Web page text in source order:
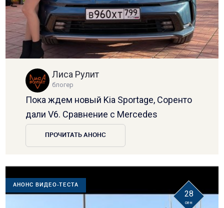
Лиса Рулит
блогер
Пока ждем новый Kia Sportage, Соренто
дали V6. Сравнение с Mercedes
ПРОЧИТАТЬ АНОНС
АНОНС ВИДЕО-ТЕСТА
28
сен